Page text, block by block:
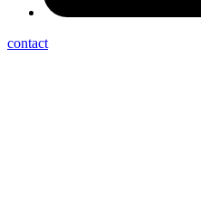
contact